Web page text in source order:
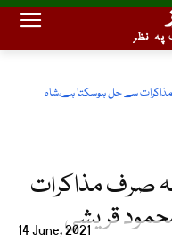
نظر
سے حل ہوسکتا ہے،شاہ
صرف مذاکرات
قریشی14 June, 2021